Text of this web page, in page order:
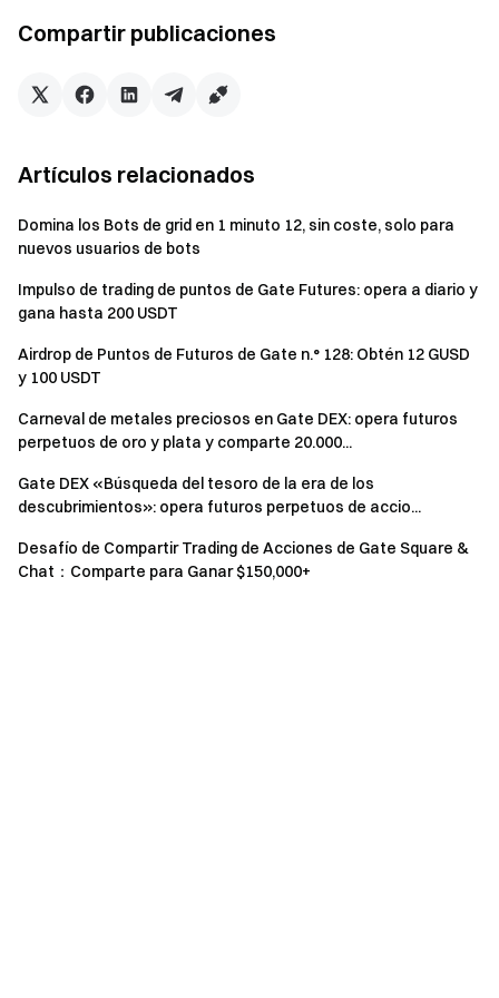
operaciones ficticias o conducta fraudulenta. La
cualquier participante que infrinja estas normas.
recompensas se basarán en los datos auditados del
Nota: Este servicio no está disponible para usuarios
definido en la . Los usuarios que no cumplan los criterios
de elegibilidad serán descalificados para recibir
recompensas.
Solo las órdenes de compra P2P se contabilizan para
el volumen del evento.
Gate se reserva el derecho de descalificar a cualquier
usuario implicado en conductas indebidas (por ejemplo,
operaciones ficticias, volumen falso, uso de varias
Gate puede modificar los términos del evento en
Compartir publicaciones
Artículos relacionados
Domina los Bots de grid en 1 minuto 12, sin coste, solo para
nuevos usuarios de bots
Impulso de trading de puntos de Gate Futures: opera a diario y
gana hasta 200 USDT
Airdrop de Puntos de Futuros de Gate n.° 128: Obtén 12 GUSD
y 100 USDT
Carneval de metales preciosos en Gate DEX: opera futuros
perpetuos de oro y plata y comparte 20.000...
Gate DEX «Búsqueda del tesoro de la era de los
descubrimientos»: opera futuros perpetuos de accio...
Desafío de Compartir Trading de Acciones de Gate Square &
Chat：Comparte para Ganar $150,000+